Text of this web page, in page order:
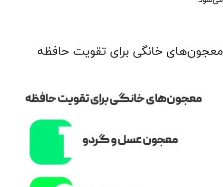
معجون‌های خانگی برای تقویت حافظه